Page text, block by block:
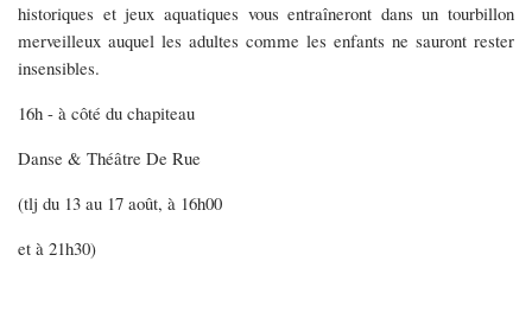
historiques et jeux aquatiques vous entraîneront dans un tourbillon
merveilleux auquel les adultes comme les enfants ne sauront rester
insensibles.
16h - à côté du chapiteau
Danse & Théâtre De Rue
(tlj du 13 au 17 août, à 16h00
et à 21h30)